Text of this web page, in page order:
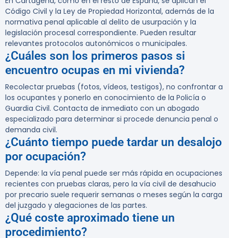
Código Civil y la Ley de Propiedad Horizontal, además de la
normativa penal aplicable al delito de usurpación y la
legislación procesal correspondiente. Pueden resultar
relevantes protocolos autonómicos o municipales.
¿Cuáles son los primeros pasos si
encuentro ocupas en mi vivienda?
Recolectar pruebas (fotos, vídeos, testigos), no confrontar a
los ocupantes y ponerlo en conocimiento de la Policía o
Guardia Civil. Contacta de inmediato con un abogado
especializado para determinar si procede denuncia penal o
demanda civil.
¿Cuánto tiempo puede tardar un desalojo
por ocupación?
Depende: la vía penal puede ser más rápida en ocupaciones
recientes con pruebas claras, pero la vía civil de desahucio
por precario suele requerir semanas o meses según la carga
del juzgado y alegaciones de las partes.
¿Qué coste aproximado tiene un
procedimiento?